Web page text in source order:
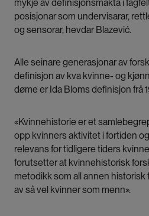
mykje av definisjonsmakta i
posisjonar som undervisarar,
og sensorar, hevdar Blazević.
Alle seinare generasjonar av
definisjon av kva kvinne- og
døme er Ida Bloms definisjon frå
«Kvinnehistorie er et
opp kvinners aktivitet i fortiden
relevans for tidligere tiders
forutsetter at kvinnehistorisk
metodikk som all annen
av så vel kvinner som menn».